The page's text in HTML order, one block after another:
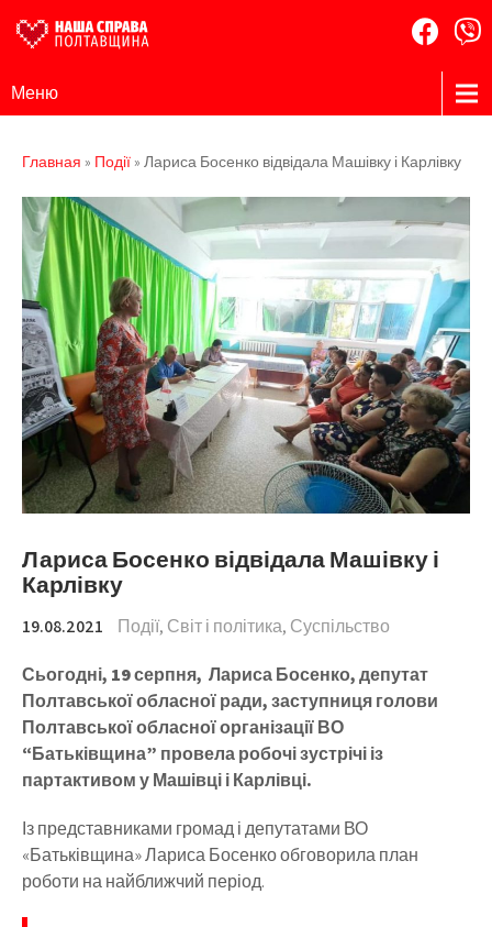
Справа
Полтавщина
організація
Меню
Главная » Події » Лариса Босенко відвідала Машівку і Карлівку
Лариса Босенко відвідала Машівку і
Карлівку
19.08.2021 Події, Світ і політика, Суспільство
Сьогодні, 19 серпня, Лариса Босенко, депутат
Полтавської обласної ради, заступниця голови
Полтавської обласної організації ВО
“Батьківщина” провела робочі зустрічі із
партактивом у Машівці і Карлівці.
Із представниками громад і депутатами ВО
«Батьківщина» Лариса Босенко обговорила план
роботи на найближчий період.